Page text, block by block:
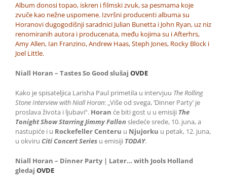
Album donosi topao, iskren i filmski zvuk, sa pesmama koje
zvuče kao nežne uspomene. Izvršni producenti albuma su
Horanovi dugogodišnji saradnici Julian Bunetta i John Ryan, uz niz
renomiranih autora i producenata, među kojima su i Afterhrs,
Amy Allen, Ian Franzino, Andrew Haas, Steph Jones, Rocky Block i
Joel Little.
Niall Horan – Tastes So Good slušaj OVDE
Kako je spisateljica Larisha Paul primetila u intervjuu The Rolling
Stone Interview with Niall Horan: „Više od svega, ’Dinner Party’ je
proslava života i ljubavi“. Horan će biti gost u u emisiji The
Tonight Show Starring Jimmy Fallon sledeće srede, 10. juna, a
nastupiće i u Rockefeller Centeru u Njujorku u petak, 12. juna,
u okviru Citi Concert Series u emisiji TODAY.
Niall Horan – Dinner Party | Later… with Jools Holland
gledaj OVDE